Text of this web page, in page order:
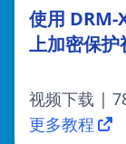
使用 DRM-
上加密保护
视频下载 |
更多教程